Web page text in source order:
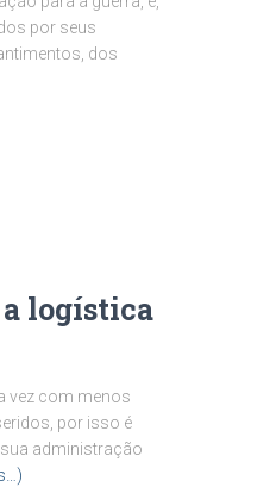
por seus
dos
a logística
vez com menos
por isso é
administração